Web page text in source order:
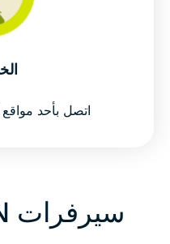
VPN servers for India
for India users
اتصل بأحد
سيرفرات VPN في الهند